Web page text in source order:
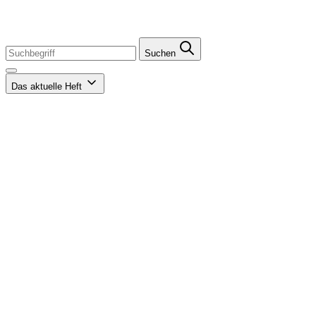
Suchen
Das aktuelle Heft